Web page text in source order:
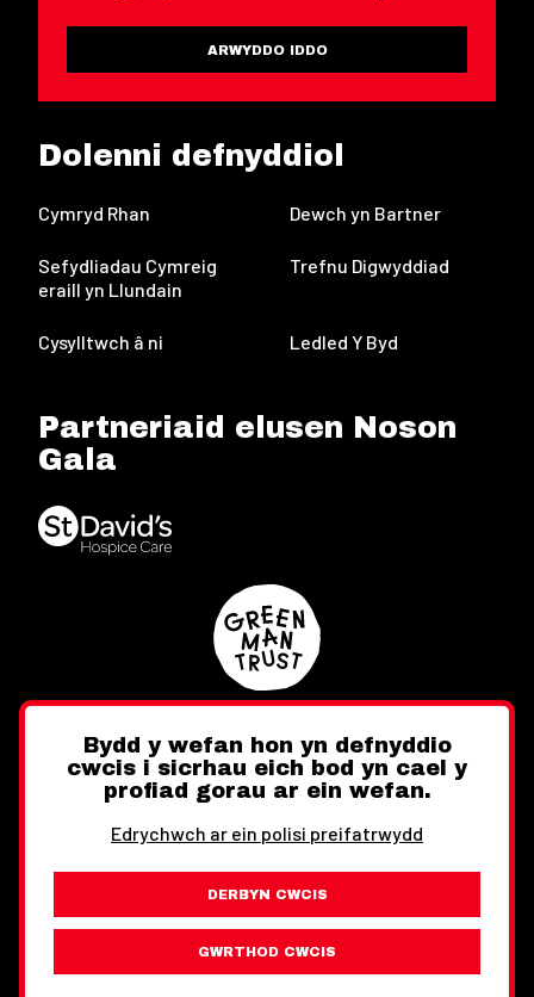
ARWYDDO IDDO
Dolenni defnyddiol
Cymryd Rhan Dewch yn Bartner
Sefydliadau Cymreig
eraill yn Llundain
Trefnu Digwyddiad
Cysylltwch â ni Ledled Y Byd
Partneriaid elusen Noson
Gala
Twitter FacebookInstagram
Ewch i'r Wefan Toward
Gwybodaeth Cyfreithiol
Wythnos Cymru Llundain © Hawlfraint 2026
Bydd y wefan hon yn defnyddio
cwcis i sicrhau eich bod yn cael y
profiad gorau ar ein wefan.
Edrychwch ar ein polisi preifatrwydd
DERBYN CWCIS
GWRTHOD CWCIS